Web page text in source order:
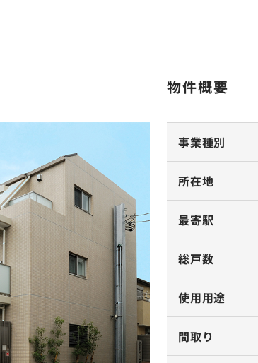
物件概要
事業種別
所在地
最寄駅
総戸数
使用用途
間取り